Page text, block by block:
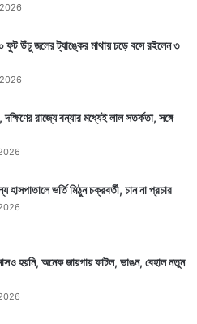
ব্যাগটি পেয়ে পুলিশে জমা
ওই পরিবারের সঙ্গে যোগাযোগ
পরিস্কার যে দুবাই শহরে
তাও জানা থাকে পুলিশ
সংবাদমাধ্যমেই প্রকাশিত
ফুট উঁচু জলের ট্যাঙ্কের মাথায় চড়ে বসে রইলেন ৩
দক্ষিণের রাজ্যে বন্যার মধ্যেই লাল সতর্কতা, সঙ্গে
হাসপাতালে ভর্তি মিঠুন চক্রবর্তী, চান না প্রচার
হয়নি, অনেক জায়গায় ফাটল, ভাঙন, বেহাল নতুন